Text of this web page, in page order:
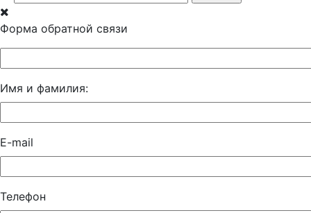
Форма обратной связи
Имя и фамилия:
E-mail
Телефон